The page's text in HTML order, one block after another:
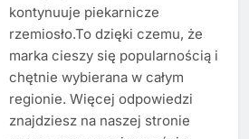
kontynuuje piekarnicze
rzemiosło.To dzięki czemu, że
marka cieszy się popularnością i
chętnie wybierana w całym
regionie. Więcej odpowiedzi
znajdziesz na naszej stronie